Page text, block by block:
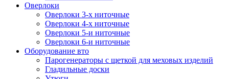
Оверлоки
Оверлоки 3-х ниточные
Оверлоки 4-х ниточные
Оверлоки 5-и ниточные
Оверлоки 6-и ниточные
Оборудование вто
Парогенераторы с щеткой для меховых изделий
Гладильные доски